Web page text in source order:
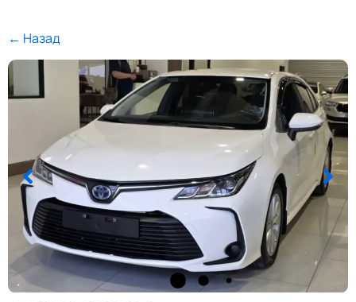
← Назад